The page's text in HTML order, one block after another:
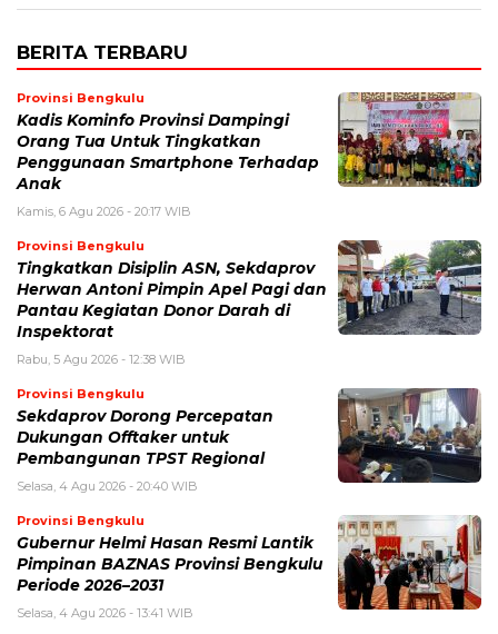
BERITA TERBARU
Provinsi Bengkulu
Kadis Kominfo Provinsi Dampingi
Orang Tua Untuk Tingkatkan
Penggunaan Smartphone Terhadap
Anak
Kamis, 6 Agu 2026 - 20:17 WIB
Provinsi Bengkulu
Tingkatkan Disiplin ASN, Sekdaprov
Herwan Antoni Pimpin Apel Pagi dan
Pantau Kegiatan Donor Darah di
Inspektorat
Rabu, 5 Agu 2026 - 12:38 WIB
Provinsi Bengkulu
Sekdaprov Dorong Percepatan
Dukungan Offtaker untuk
Pembangunan TPST Regional
Selasa, 4 Agu 2026 - 20:40 WIB
Provinsi Bengkulu
Gubernur Helmi Hasan Resmi Lantik
Pimpinan BAZNAS Provinsi Bengkulu
Periode 2026–2031
Selasa, 4 Agu 2026 - 13:41 WIB